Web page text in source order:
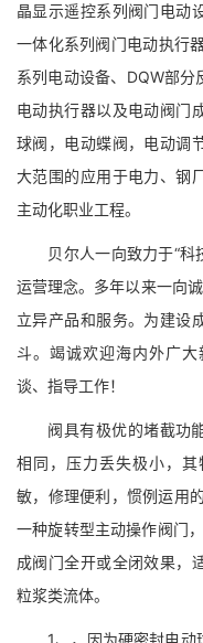
晶显示遥控系列阀门电动
一体化系列阀门电动执行
系列电动设备、DQW部
电动执行器以及电动阀门
球阀，电动蝶阀，电动调
大范围的应用于电力、钢
主动化职业工程。
贝尔人一向致力于“科
运营理念。多年以来一向
立异产品和服务。为建设
斗。竭诚欢迎海内外广
谈、指导工作！
阀具有极优的堵截功能
相同，压力丢失极小，
敏，修理便利，惯例运用
一种旋转型主动操作阀门
成阀门全开或全闭效果，
粒浆类流体。
1、，因为硬密封电动